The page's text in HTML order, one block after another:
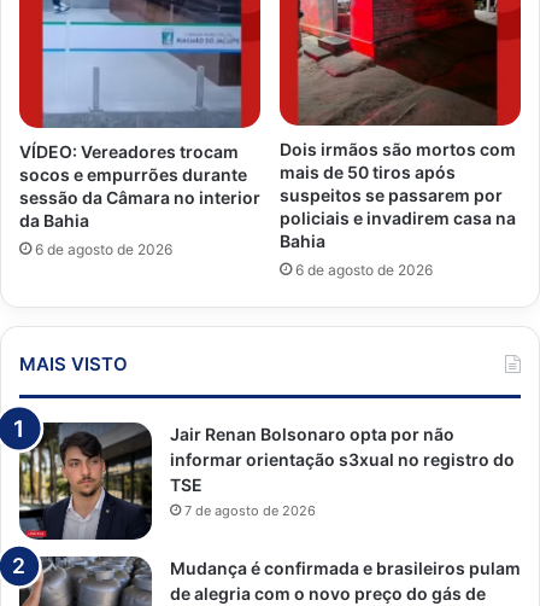
VÍDEO: Vereadores trocam
socos e empurrões durante
sessão da Câmara no interior
da Bahia
6 de agosto de 2026
Dois irmãos são mortos com
mais de 50 tiros após
suspeitos se passarem por
policiais e invadirem casa na
Bahia
6 de agosto de 2026
MAIS VISTO
Jair Renan Bolsonaro opta por não
informar orientação s3xual no registro do
TSE
7 de agosto de 2026
Mudança é confirmada e brasileiros pulam
de alegria com o novo preço do gás de